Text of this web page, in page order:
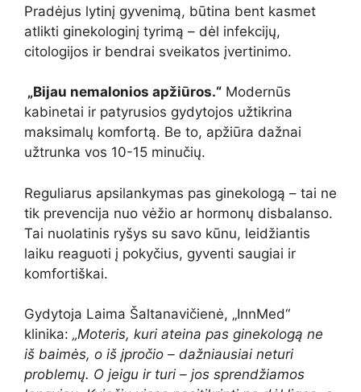
Pradėjus lytinį gyvenimą, būtina bent kasmet
atlikti ginekologinį tyrimą – dėl infekcijų,
citologijos ir bendrai sveikatos įvertinimo.
„Bijau nemalonios apžiūros.“ Modernūs
kabinetai ir patyrusios gydytojos užtikrina
maksimalų komfortą. Be to, apžiūra dažnai
užtrunka vos 10-15 minučių.
Reguliarus apsilankymas pas ginekologą – tai ne
tik prevencija nuo vėžio ar hormonų disbalanso.
Tai nuolatinis ryšys su savo kūnu, leidžiantis
laiku reaguoti į pokyčius, gyventi saugiai ir
komfortiškai.
Gydytoja Laima Šaltanavičienė, „InnMed“
klinika: „Moteris, kuri ateina pas ginekologą ne
iš baimės, o iš įpročio – dažniausiai neturi
problemų. O jeigu ir turi – jos sprendžiamos